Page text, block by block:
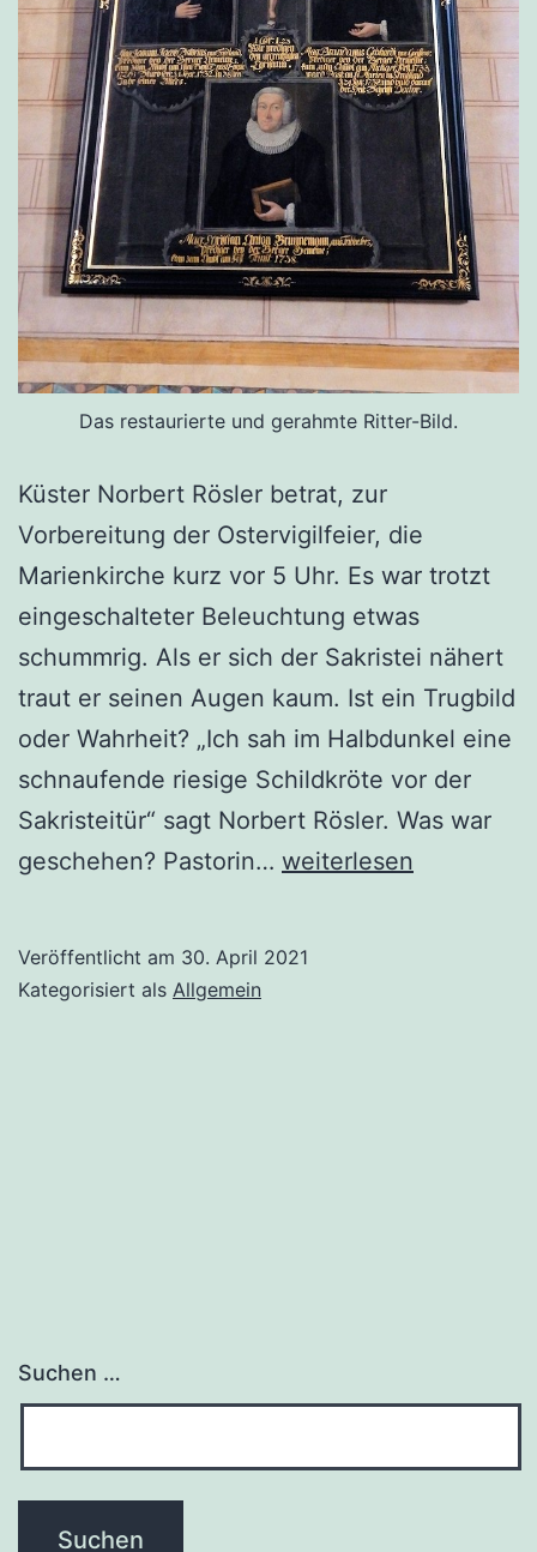
Das restaurierte und gerahmte Ritter-Bild.
Küster Norbert Rösler betrat, zur
Vorbereitung der Ostervigilfeier, die
Marienkirche kurz vor 5 Uhr. Es war trotzt
eingeschalteter Beleuchtung etwas
schummrig. Als er sich der Sakristei nähert
traut er seinen Augen kaum. Ist ein Trugbild
oder Wahrheit? „Ich sah im Halbdunkel eine
schnaufende riesige Schildkröte vor der
Sakristeitür“ sagt Norbert Rösler. Was war
geschehen? Pastorin… Wer
weiterlesen
Veröffentlicht am 30. April 2021
Kategorisiert als Allgemein
Suchen …